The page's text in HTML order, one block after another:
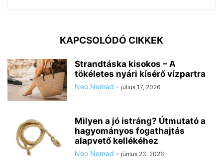
KAPCSOLÓDÓ CIKKEK
Strandtáska kisokos – A
tökéletes nyári kísérő vízpartra
Neo Nomad - július 17, 2026
Milyen a jó istráng? Útmutató a
hagyományos fogathajtás
alapvető kellékéhez
Neo Nomad - június 23, 2026